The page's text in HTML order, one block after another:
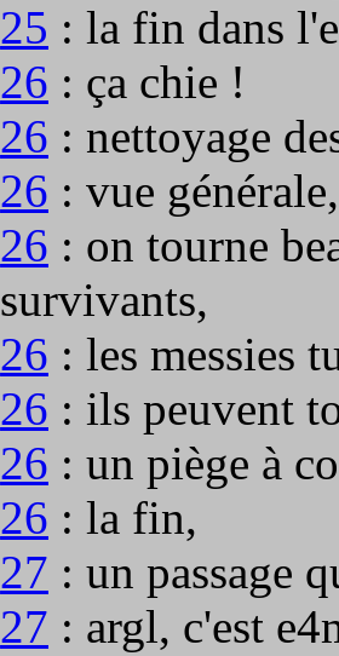
25 : la fin dans
26 : ça chie !
26 : nettoyage
26 : vue générale,
26 : on tourne
survivants,
26 : les messies
26 : ils peuvent
26 : un piège à
26 : la fin,
27 : un passage
27 : argl, c'est